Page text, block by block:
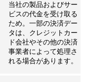
当社の製品およびサー
ビスの代金を受け取る
ため。一部の決済デー
タは、クレジットカー
ド会社やその他の決済
事業者によって処理さ
れる場合があります。